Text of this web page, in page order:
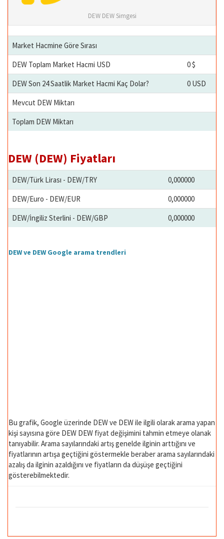
DEW DEW Simgesi
Market Hacmine Göre Sırası
DEW Toplam Market Hacmi USD
0 $
DEW Son 24 Saatlik Market Hacmi Kaç Dolar?
0 USD
Mevcut DEW Miktarı
Toplam DEW Miktarı
DEW (DEW) Fiyatları
DEW/Türk Lirası - DEW/TRY
0,000000
DEW/Euro - DEW/EUR
0,000000
DEW/İngiliz Sterlini - DEW/GBP
0,000000
DEW ve DEW Google arama trendleri
Bu grafik, Google üzerinde DEW ve DEW ile ilgili olarak arama yapan
kişi sayısına göre DEW DEW fiyat değişimini tahmin etmeye olanak
tanıyabilir. Arama sayılarındaki artış genelde ilginin arttığını ve
fiyatlarının artışa geçtiğini göstermekle beraber arama sayılarındaki
azalış da ilginin azaldığını ve fiyatların da düşüşe geçtiğini
gösterebilmektedir.